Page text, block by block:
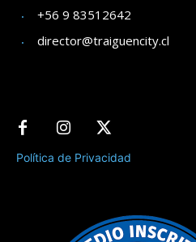
+56 9 83512642
director@traiguencity.cl
Política de Privacidad